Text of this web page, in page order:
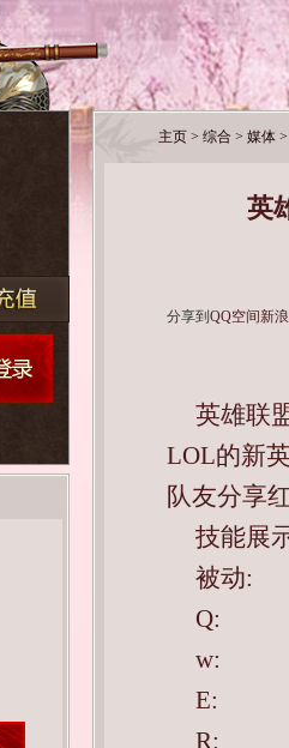
主页 > 综合 > 媒体 >
英
分享到QQ空间 新
英雄联
LOL的新
队友分享
技能展
被动:
Q:
w:
E:
R: